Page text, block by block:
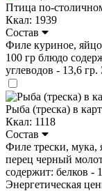
Птица по-
Ккал: 1939
Состав
Филе куриное,
100 гр блюдо
углеводов - 13,6
Рыба (треска) в
Ккал: 1118
Состав
Филе трески, мука,
перец черный
содержит: белков -
Энергетическая